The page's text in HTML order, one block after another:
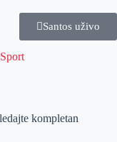
Santos uživo
Sport
kompletan